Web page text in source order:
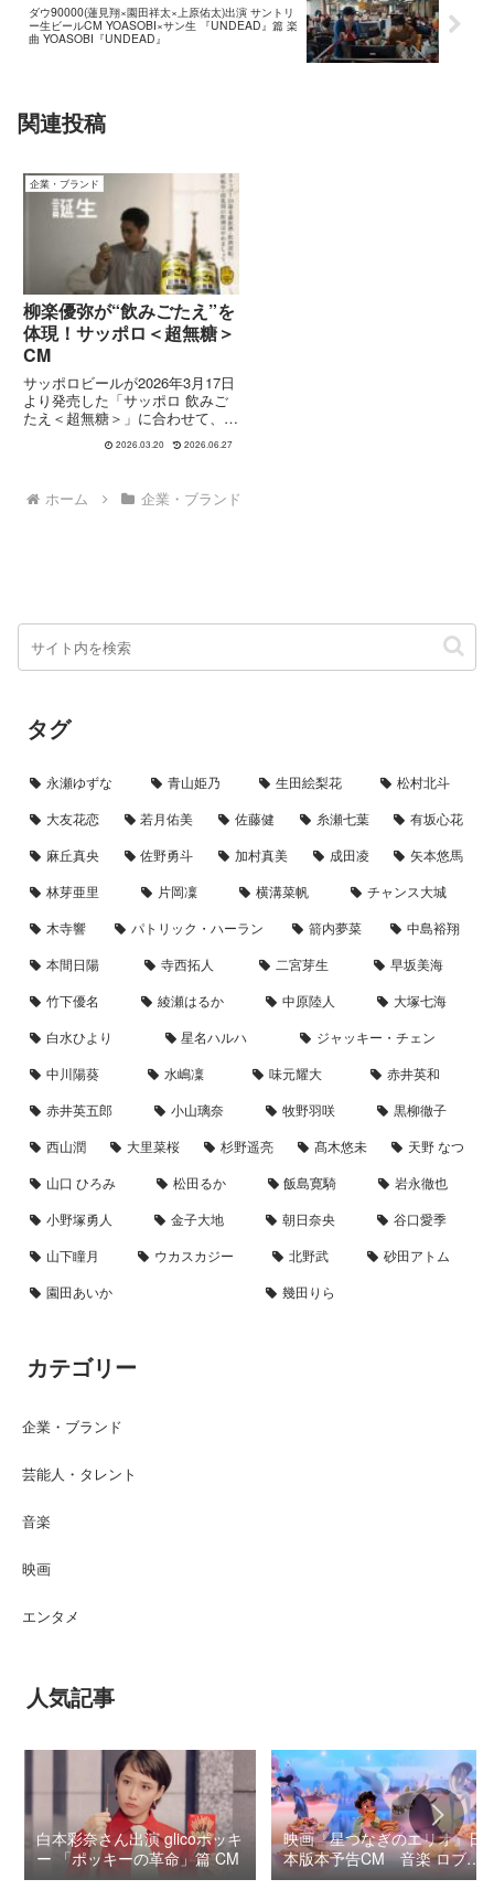
ダウ90000(蓮見翔×園田祥太×上原佑太)出演 サントリ
ー生ビールCM YOASOBI×サン生 『UNDEAD』篇 楽
曲 YOASOBI『UNDEAD』
関連投稿
企業・ブランド
柳楽優弥が“飲みごたえ”を
体現！サッポロ＜超無糖＞
CM
サッポロビールが2026年3月17日
より発売した「サッポロ 飲みご
たえ＜超無糖＞」に合わせて、新
篇」が公開されました。出演は俳
げたてのチキンとともに商品を味
わい、“飲みごたえ”と...
2026.03.20 2026.06.27
ホーム 企業・ブランド
タグ
永瀬ゆずな 青山姫乃 生田絵梨花
松村北斗
大友花恋
若月佑美 佐藤健 糸瀬七葉
有坂心花
麻丘真央
佐野勇斗 加村真美 成田凌
矢本悠馬
林芽亜里
片岡凜 横溝菜帆
チャンス大城
木寺響
パトリック・ハーラン 箭内夢菜
中島裕翔
本間日陽
寺西拓人 二宮芽生
早坂美海
竹下優名
綾瀬はるか 中原陸人
大塚七海
白水ひより
星名ハルハ
ジャッキー・チェン
中川陽葵
水嶋凜 味元耀大
赤井英和
赤井英五郎
小山璃奈 牧野羽咲
黒柳徹子
西山潤
大里菜桜 杉野遥亮 髙木悠未
天野 なつ
山口 ひろみ
松田るか 飯島寛騎
岩永徹也
小野塚勇人
金子大地 朝日奈央
谷口愛季
山下瞳月
ウカスカジー 北野武
砂田アトム
園田あいか
幾田りら
カテゴリー
企業・ブランド
芸能人・タレント
音楽
映画
エンタメ
人気記事
白本彩奈さん出演 glicoポッキ
ー 「ポッキーの革命」篇 CM
映画『星つなぎのエリオ』日
本版本予告CM 音楽 ロブ・
シモンセン /